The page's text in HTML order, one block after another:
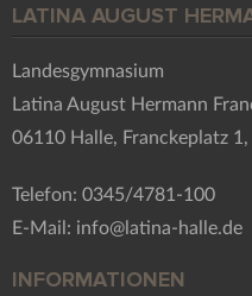
LATINA AUGUST
Landesgymnasium
Latina August Hermann
06110 Halle, Franckeplatz 1,
Telefon: 0345/4781-100
E-Mail: info@latina-halle.de
INFORMATIONEN